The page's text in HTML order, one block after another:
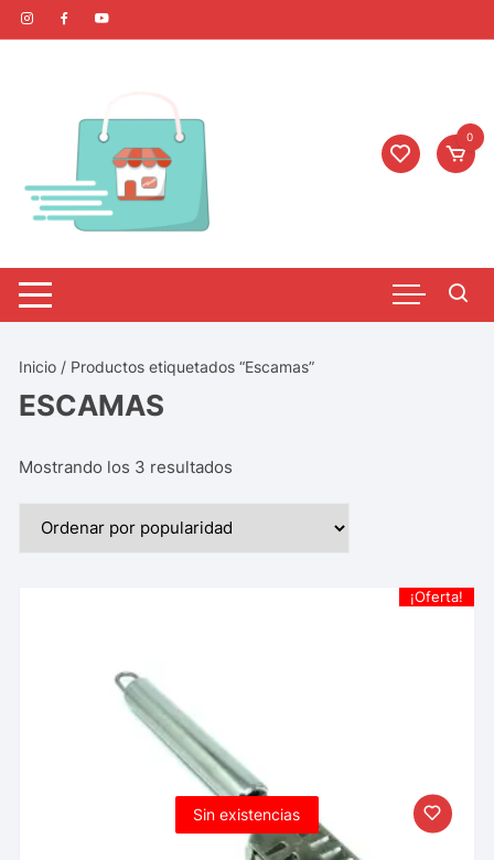
0
Inicio / Productos etiquetados “Escamas”
ESCAMAS
Mostrando los 3 resultados
Sin existencias
¡Oferta!